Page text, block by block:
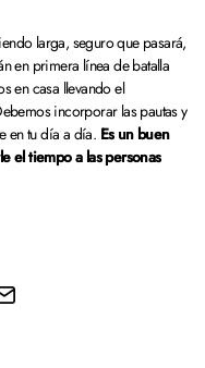
larga, seguro que pasará,
en primera línea de batalla
en casa llevando el
incorporar las pautas y
en tu día a día. Es un buen
el tiempo a las personas